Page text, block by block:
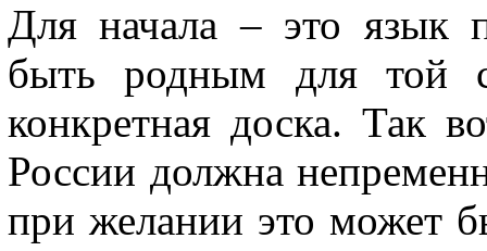
Для начала – это язык
быть родным для той
конкретная доска. Так
России должна
при желании это может